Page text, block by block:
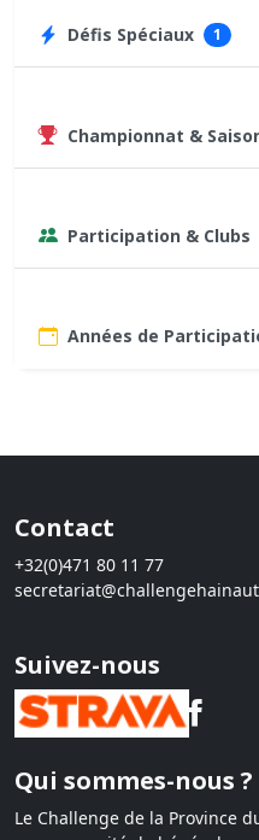
Défis Spéciaux 1
Championnat &
Participation & Clubs
Années de
Contact
+32(0)471 80 11 77
Suivez-nous
Qui sommes-nous ?
Le Challenge de la Province